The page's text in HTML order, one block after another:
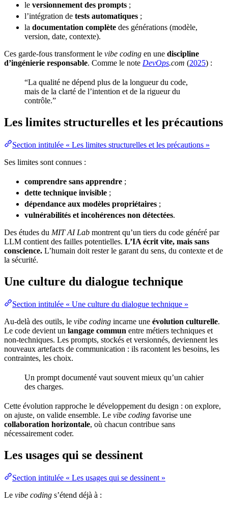
le versionnement des prompts ;
l’intégration de tests automatiques ;
la documentation complète des générations (modèle,
version, date, contexte).
Ces garde-fous transforment le vibe coding en une discipline
d’ingénierie responsable. Comme le note DevOps.com (2025) :
“La qualité ne dépend plus de la longueur du code,
mais de la clarté de l’intention et de la rigueur du
contrôle.”
Les limites structurelles et les précautions
Section intitulée « Les limites structurelles et les précautions »
Ses limites sont connues :
comprendre sans apprendre ;
dette technique invisible ;
dépendance aux modèles propriétaires ;
vulnérabilités et incohérences non détectées.
Des études du MITAI Lab montrent qu’un tiers du code généré par
LLM contient des failles potentielles. L’IA écrit vite, mais sans
conscience. L’humain doit rester le garant du sens, du contexte et de
la sécurité.
Une culture du dialogue technique
Section intitulée « Une culture du dialogue technique »
Au-delà des outils, le vibe coding incarne une évolution culturelle.
Le code devient un langage commun entre métiers techniques et
non-techniques. Les prompts, stockés et versionnés, deviennent les
nouveaux artefacts de communication : ils racontent les besoins, les
contraintes, les choix.
Un prompt documenté vaut souvent mieux qu’un cahier
des charges.
Cette évolution rapproche le développement du design : on explore,
on ajuste, on valide ensemble. Le vibe coding favorise une
collaboration horizontale, où chacun contribue sans
nécessairement coder.
Les usages qui se dessinent
Section intitulée « Les usages qui se dessinent »
Le vibe coding s’étend déjà à :